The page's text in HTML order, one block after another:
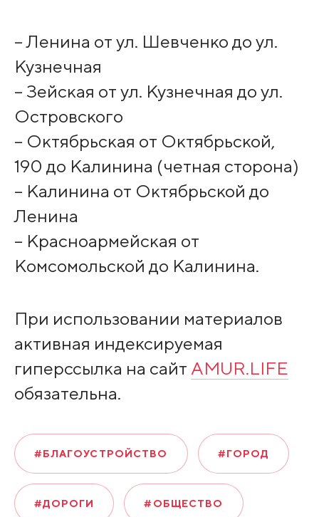
– Ленина от ул. Шевченко до ул.
Кузнечная
– Зейская от ул. Кузнечная до ул.
Островского
– Октябрьская от Октябрьской,
190 до Калинина (четная сторона)
– Калинина от Октябрьской до
Ленина
– Красноармейская от
Комсомольской до Калинина.
При использовании материалов
активная индексируемая
гиперссылка на сайт AMUR.LIFE
обязательна.
#БЛАГОУСТРОЙСТВО #ГОРОД
#ДОРОГИ #ОБЩЕСТВО